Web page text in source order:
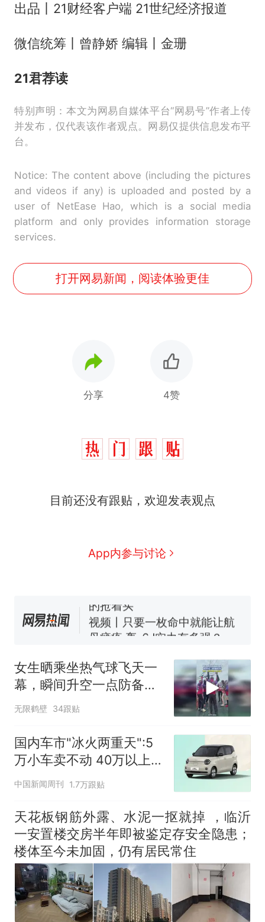
出品丨21财经客户端 21世纪经济报道
微信统筹丨曾静娇 编辑丨金珊
21君荐读
特别声明：本文为网易自媒体平台“网易号”作者上传
并发布，仅代表该作者观点。网易仅提供信息发布平
台。
Notice: The content above (including the pictures
and videos if any) is uploaded and posted by a
user of NetEase Hao, which is a social media
platform and only provides information storage
services.
打开网易新闻，阅读体验更佳
分享 4赞
目前还没有跟贴，欢迎发表观点
App内参与讨论
新 全球唯一没有法定首都的国
家，刚改国名，总统就邀请中
视频丨只要一枚命中就能让航
母瘫痪 轰-6J实力有多强？
电力部门回应
大雨将至一家老小6分钟抢收完
1千斤稻谷
十多万人报名的考试，成绩
女生晒乘坐热气球飞天一
幕，瞬间升空一点防备都
没有
无限鹤壁 34跟贴
国内车市"冰火两重天":5
万小车卖不动 40万以上
的抢购
中国新闻周刊 1.7万跟贴
天花板钢筋外露、水泥一抠就掉 ，临沂
一安置楼交房半年即被鉴定存安全隐患；
楼体至今未加固，仍有居民常住